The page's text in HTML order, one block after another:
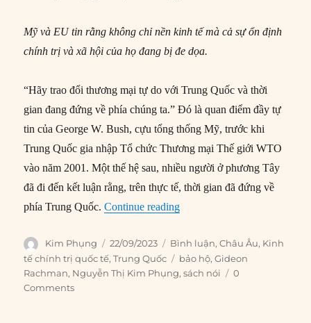
Mỹ và EU tin rằng không chỉ nền kinh tế mà cả sự ổn định
chính trị và xã hội của họ đang bị đe dọa.
“Hãy trao đổi thương mại tự do với Trung Quốc và thời
gian đang đứng về phía chúng ta.” Đó là quan điểm đầy tự
tin của George W. Bush, cựu tổng thống Mỹ, trước khi
Trung Quốc gia nhập Tổ chức Thương mại Thế giới WTO
vào năm 2001. Một thế hệ sau, nhiều người ở phương Tây
đã đi đến kết luận rằng, trên thực tế, thời gian đã đứng về
phía Trung Quốc.Continue reading“Lý do thực sự đằng sau
Author
Kim Phụng
Posted
on
22/09/2023 Categories
Bình luận,Châu Âu, Kinh
tế chính trị quốc tế,Trung Quốc Tags
bảo hộ,Gideon
Rachman, Nguyễn Thị Kim Phụng,sách nói
0
Comments